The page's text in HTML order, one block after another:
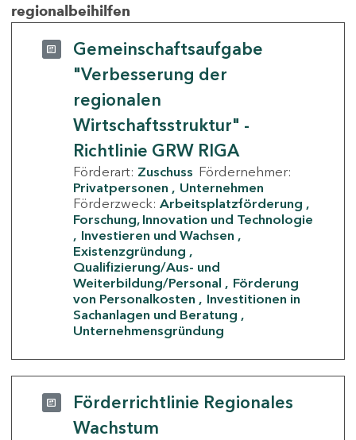
regionalbeihilfen
Gemeinschaftsaufgabe
"Verbesserung der
regionalen
Wirtschaftsstruktur" -
Richtlinie GRW RIGA
Förderart: Zuschuss Fördernehmer:
Privatpersonen
Unternehmen
Förderzweck: Arbeitsplatzförderung
Forschung, Innovation und Technologie
Investieren und Wachsen
Existenzgründung
Qualifizierung/Aus- und
Weiterbildung/Personal
Förderung
von Personalkosten
Investitionen in
Sachanlagen und Beratung
Unternehmensgründung
Förderrichtlinie Regionales
Wachstum